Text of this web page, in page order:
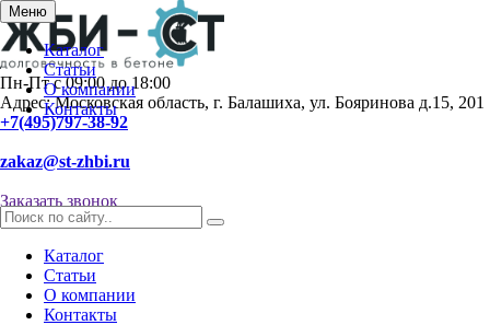
Меню
Каталог
Статьи
О компании
Контакты
Пн-Пт с 09:00 до 18:00
Адрес: Московская область, г. Балашиха, ул. Бояринова д.15, 201
+7(495)797-38-92
zakaz@st-zhbi.ru
Заказать звонок
Каталог
Статьи
О компании
Контакты